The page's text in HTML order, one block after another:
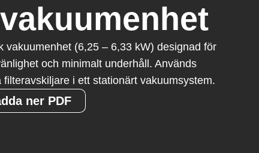
vakuumenhet (6,25 – 6,33 kW) designad för
och minimalt underhåll. Används
i ett stationärt vakuumsystem.
ner PDF